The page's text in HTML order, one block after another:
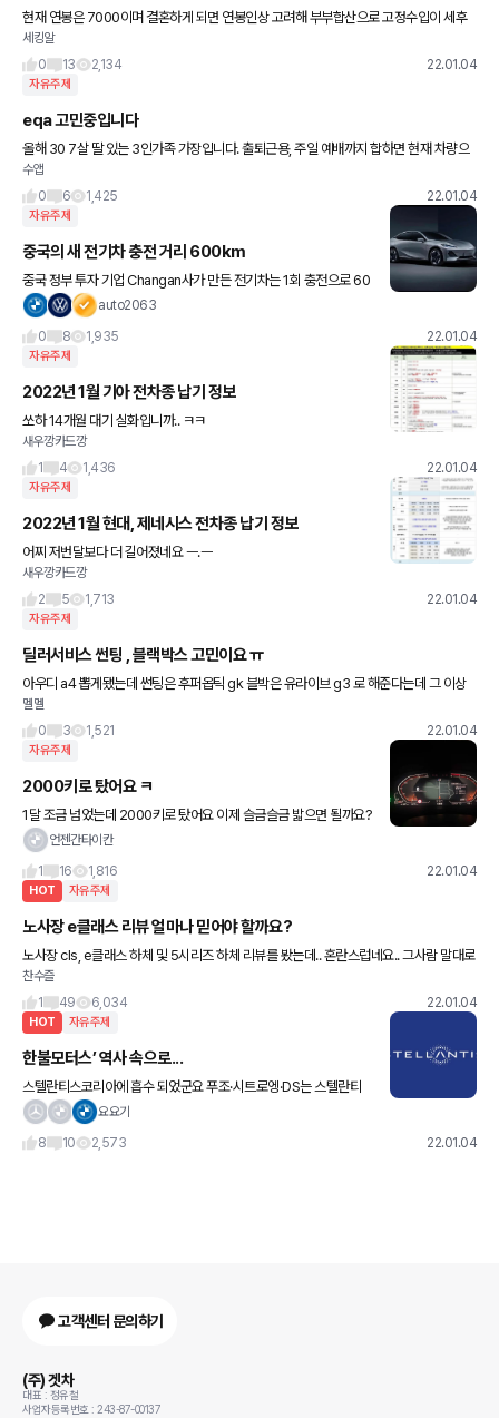
현재 연봉은 7000이며 결혼하게 되면 연봉인상 고려해 부부합산으로 고정수입이 세후
월 950정도 될것 같습니다. 저는 현재 유동자산으로는 4억 정도(+비유동 1억), 여자친구
는 서울에 자가 아파
세킹알
0
13 2,134 22.01.04
자유주제
eqa 고민중입니다
올해 30 7살 딸 있는 3인가족 가장입니다. 출퇴근용, 주일 예배까지 합하면 현재 차량으
로 1달 1400km, 연 18000km 타고 있습니다 또한 부모님과 함께 전원주택 거주중이라
집밥? 이
수앱
0
6 1,425 22.01.04
자유주제
중국의 새 전기차 충전 거리 600km
중국 정부 투자 기업 Changan사가 만든 전기차는 1회 충전으로 60
0km 이상이 된다고 합니다 테슬라의 아성에 도전장을 내밀었다고
auto2063
0
8 1,935 22.01.04
자유주제
2022년 1월 기아 전차종 납기 정보
쏘하 14개월 대기 실화입니까.. ㅋㅋ
새우깡카드깡
1
4 1,436 22.01.04
자유주제
2022년 1월 현대, 제네시스 전차종 납기 정보
어찌 저번달보다 더 길어졌네요 ㅡ.ㅡ
새우깡카드깡
2
5 1,713 22.01.04
자유주제
딜러서비스 썬팅 , 블랙박스 고민이요 ㅠ
아우디 a4 뽑게됐는데 썬팅은 후퍼옵틱 gk 블박은 유라이브 g3 로 해준다는데 그 이상
멜멜
0
3 1,521 22.01.04
자유주제
2000키로 탔어요 ㅋ
1달 조금 넘었는데 2000키로 탔어요 이제 슬금슬금 밟으면 될까요?
ㅋ
언젠간타이칸
1
16 1,816 22.01.04
HOT 자유주제
노사장 e클래스 리뷰 얼마나 믿어야 할까요?
노사장 cls, e클래스 하체 및 5시리즈 하체 리뷰를 봤는데.. 혼란스럽네요.. 그사람 말대로
면 벤츠는 진짜 s클 미만은 사면 바보이고 BMW가 진리인거같은데... 겟차분들은 어떻게
받아들이
찬수즐
1
49 6,034 22.01.04
HOT 자유주제
한불모터스’ 역사 속으로...
스텔란티스코리아에 흡수 되었군요 푸조·시트로엥·DS는 스텔란티
스 코리아에서 판다고 하네요
요요기
8
10 2,573 22.01.04
고객센터 문의하기
(주) 겟차
대표 : 정유철
사업자등록번호 : 243-87-00137